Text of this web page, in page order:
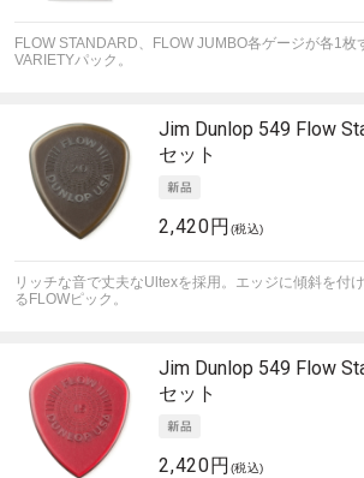
FLOW STANDARD、FLOW JUMBO各ゲージが各1枚
VARIETYパック。
Jim Dunlop 549 Flow
セット
2,420円 (税込)
リッチな音で丈夫なUltexを採用。エッジに傾斜を付
るFLOWピック。
Jim Dunlop 549 Flow
セット
2,420円 (税込)